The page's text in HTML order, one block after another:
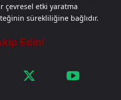
çevresel etki yaratma
sürekliliğine bağlıdır.